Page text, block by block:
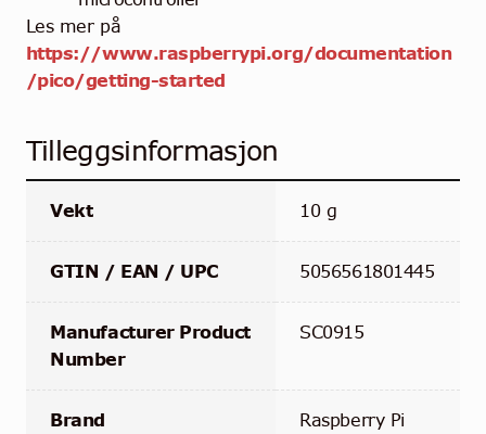
Les mer på
https://www.raspberrypi.org/documentation
/pico/getting-started
Tilleggsinformasjon
Vekt 10 g
GTIN / EAN / UPC 5056561801445
Manufacturer Product
Number
SC0915
Brand Raspberry Pi